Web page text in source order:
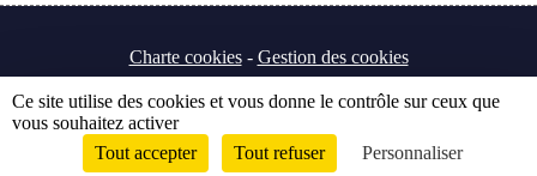
Charte cookies Gestion des cookies
Envie de participer ? Connexion
Ce site utilise des cookies et vous donne le contrôle sur ceux que
vous souhaitez activer
Tout accepter
Tout refuser Personnaliser